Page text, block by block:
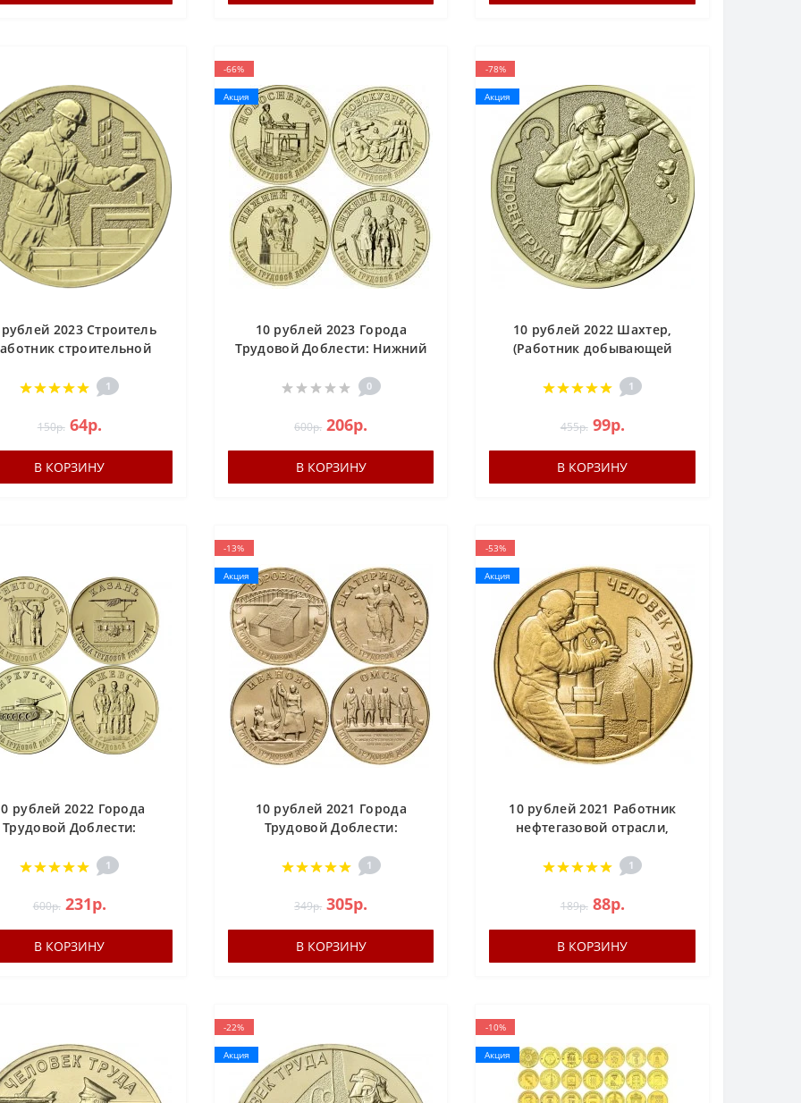
рублей 2023 Строитель
строительной
1
150р. 64р.
В КОРЗИНУ
-66%
Акция
10 рублей 2023 Города
Трудовой Доблести: Нижний
Новосибирск, Новокузнецк -
выпуск
0
600р. 206р.
В КОРЗИНУ
-78%
Акция
10 рублей 2022 Шахтер,
(Работник добывающей
Труда
1
455р. 99р.
В КОРЗИНУ
рублей 2022 Города
Трудовой Доблести:
Ижевск - набор из
1
600р. 231р.
В КОРЗИНУ
-13%
Акция
10 рублей 2021 Города
Трудовой Доблести:
Иваново, Омск - набор из 4-х
1
349р. 305р.
В КОРЗИНУ
-53%
Акция
10 рублей 2021 Работник
нефтегазовой отрасли,
1
189р. 88р.
В КОРЗИНУ
-22%
Акция
-10%
Акция